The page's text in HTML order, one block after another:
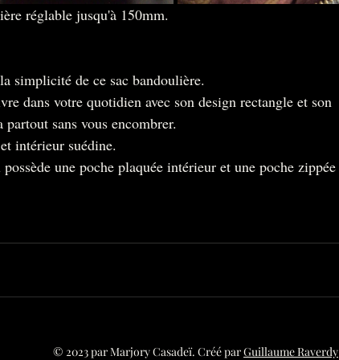
réglable jusqu'à 150mm.
simplicité de ce sac bandoulière.
dans votre quotidien avec son design rectangle et son
sans vous encombrer.
intérieur suédine.
une poche plaquée intérieur et une poche zippée
© 2023 par Marjory Casadeï. Créé parGuillaume Raverdy